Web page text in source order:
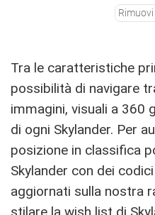
Tra le caratteristiche
possibilità di navigare
immagini, visuali a 360
di ogni Skylander. Per
posizione in classifica
Skylander con dei
aggiornati sulla nostra
stilare la wish list di